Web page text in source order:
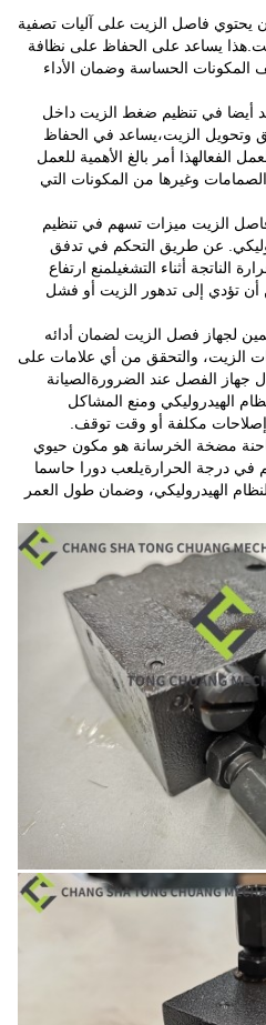
يحتوي فاصل الزيت على آليات تصفية
يساعد على الحفاظ على نظافة
المكونات الحساسة وضمان الأداء
أيضا في تنظيم ضغط الزيت داخل
وتحويل الزيت،يساعد في الحفاظ
الفعالهذا أمر بالغ الأهمية للعمل
وغيرها من المكونات التي
الزيت ميزات تسهم في تنظيم
عن طريق التحكم في تدفق
الناتجة أثناء التشغيلمنع ارتفاع
أن تؤدي إلى تدهور الزيت أو فشل
لجهاز فصل الزيت لضمان أدائه
الزيت، والتحقق من أي علامات على
جهاز الفصل عند الضرورةالصيانة
الهيدروليكي ومنع المشاكل
إصلاحات مكلفة أو وقت توقف.
مضخة الخرسانة هو مكون حيوي
في درجة الحرارةيلعب دورا حاسما
الهيدروليكي، وضمان طول العمر